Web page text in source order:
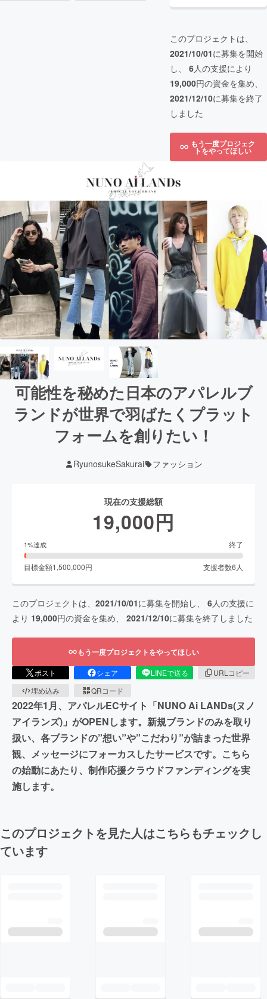
このプロジェクトは、
2021/10/01に募集を開始
し、 6人の支援により
19,000円の資金を集め、
2021/12/10に募集を終了
しました
もう一度プロジェク
トをやってほしい
可能性を秘めた日本のアパレルブ
ランドが世界で羽ばたくプラット
フォームを創りたい！
RyunosukeSakurai ファッション
現在の支援総額
19,000円
1%達成 終了
目標金額1,500,000円 支援者数6 人
このプロジェクトは、 2021/10/01に募集を開始し、 6人の支援に
より 19,000円の資金を集め、 2021/12/10に募集を終了しました
もう一度プロジェクトをやってほしい
ポスト シェア LINEで送る
URLコピー
埋め込み
QRコード
2022年1月、アパレルECサイト「NUNO Ai LANDs(ヌノ
アイランズ)」がOPENします。新規ブランドのみを取り
扱い、各ブランドの”想い”や”こだわり”が詰まった世界
観、メッセージにフォーカスしたサービスです。こちら
の始動にあたり、制作応援クラウドファンディングを実
施します。
このプロジェクトを見た人はこちらもチェックし
ています